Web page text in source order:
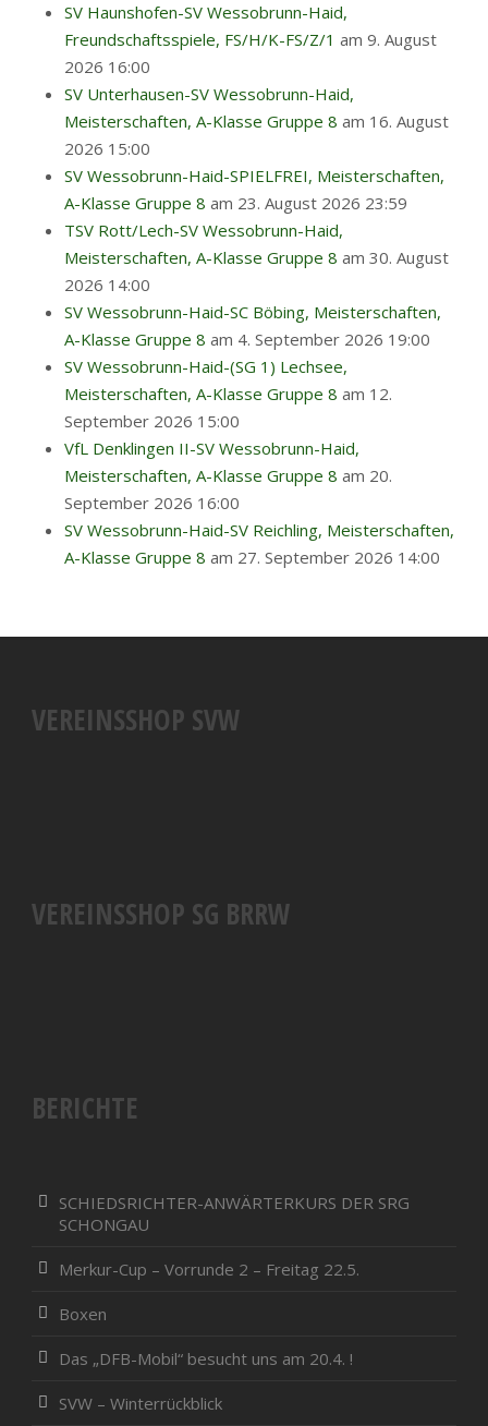
SV Haunshofen-SV Wessobrunn-Haid,
Freundschaftsspiele, FS/H/K-FS/Z/1 am 9. August
2026 16:00
SV Unterhausen-SV Wessobrunn-Haid,
Meisterschaften, A-Klasse Gruppe 8 am 16. August
2026 15:00
SV Wessobrunn-Haid-SPIELFREI, Meisterschaften,
A-Klasse Gruppe 8 am 23. August 2026 23:59
TSV Rott/Lech-SV Wessobrunn-Haid,
Meisterschaften, A-Klasse Gruppe 8 am 30. August
2026 14:00
SV Wessobrunn-Haid-SC Böbing, Meisterschaften,
A-Klasse Gruppe 8 am 4. September 2026 19:00
SV Wessobrunn-Haid-(SG 1) Lechsee,
Meisterschaften, A-Klasse Gruppe 8 am 12.
September 2026 15:00
VfL Denklingen II-SV Wessobrunn-Haid,
Meisterschaften, A-Klasse Gruppe 8 am 20.
September 2026 16:00
SV Wessobrunn-Haid-SV Reichling, Meisterschaften,
A-Klasse Gruppe 8 am 27. September 2026 14:00
VEREINSSHOP SVW
VEREINSSHOP SG BRRW
BERICHTE
SCHIEDSRICHTER-ANWÄRTERKURS DER SRG
SCHONGAU
Merkur-Cup – Vorrunde 2 – Freitag 22.5.
Boxen
Das „DFB-Mobil“ besucht uns am 20.4. !
SVW – Winterrückblick